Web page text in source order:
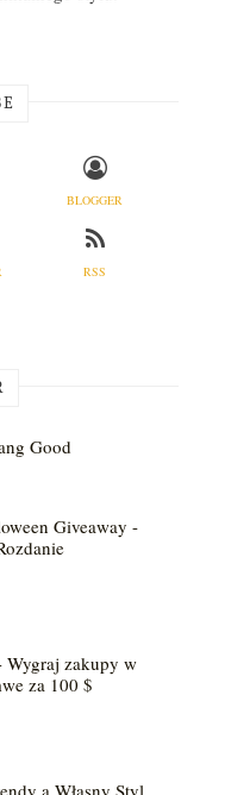
BLOGGER
RSS
Good
Giveaway -
Wygraj zakupy w
za 100 $
a Własny Styl